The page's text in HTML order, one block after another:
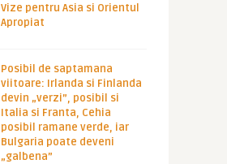
Vize pentru Asia si Orientul
Apropiat
Posibil de saptamana
viitoare: Irlanda si Finlanda
devin „verzi”, posibil si
Italia si Franta, Cehia
posibil ramane verde, iar
Bulgaria poate deveni
„galbena”